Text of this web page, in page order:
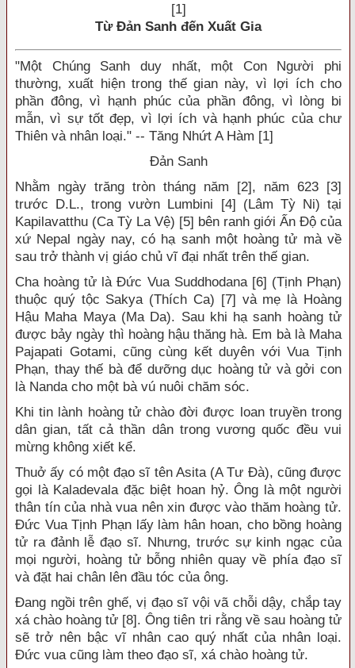
[1]
Từ Đản Sanh đến Xuất Gia
"Một Chúng Sanh duy nhất, một Con Người phi
thường, xuất hiện trong thế gian này, vì lợi ích cho
phần đông, vì hạnh phúc của phần đông, vì lòng bi
mẫn, vì sự tốt đẹp, vì lợi ích và hạnh phúc của chư
Thiên và nhân loại." -- Tăng Nhứt A Hàm [1]
Đản Sanh
Nhằm ngày trăng tròn tháng năm [2], năm 623 [3]
trước D.L., trong vườn Lumbini [4] (Lâm Tỳ Ni) tại
Kapilavatthu (Ca Tỳ La Vệ) [5] bên ranh giới Ấn Độ của
xứ Nepal ngày nay, có hạ sanh một hoàng tử mà về
sau trở thành vị giáo chủ vĩ đại nhất trên thế gian.
Cha hoàng tử là Đức Vua Suddhodana [6] (Tịnh Phạn)
thuộc quý tộc Sakya (Thích Ca) [7] và mẹ là Hoàng
Hậu Maha Maya (Ma Da). Sau khi hạ sanh hoàng tử
được bảy ngày thì hoàng hậu thăng hà. Em bà là Maha
Pajapati Gotami, cũng cùng kết duyên với Vua Tịnh
Phạn, thay thế bà để dưỡng dục hoàng tử và gởi con
là Nanda cho một bà vú nuôi chăm sóc.
Khi tin lành hoàng tử chào đời được loan truyền trong
dân gian, tất cả thần dân trong vương quốc đều vui
mừng không xiết kể.
Thuở ấy có một đạo sĩ tên Asita (A Tư Đà), cũng được
gọi là Kaladevala đặc biệt hoan hỷ. Ông là một người
thân tín của nhà vua nên xin được vào thăm hoàng tử.
Đức Vua Tịnh Phạn lấy làm hân hoan, cho bồng hoàng
tử ra đảnh lễ đạo sĩ. Nhưng, trước sự kinh ngạc của
mọi người, hoàng tử bỗng nhiên quay về phía đạo sĩ
và đặt hai chân lên đầu tóc của ông.
Đang ngồi trên ghế, vị đạo sĩ vội vã chỗi dậy, chắp tay
xá chào hoàng tử [8]. Ông tiên tri rằng về sau hoàng tử
sẽ trở nên bậc vĩ nhân cao quý nhất của nhân loại.
Đức vua cũng làm theo đạo sĩ, xá chào hoàng tử.